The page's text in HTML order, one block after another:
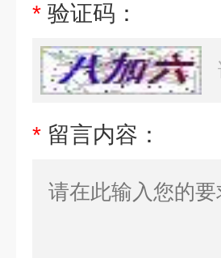
* 验证码：
* 留言内容：